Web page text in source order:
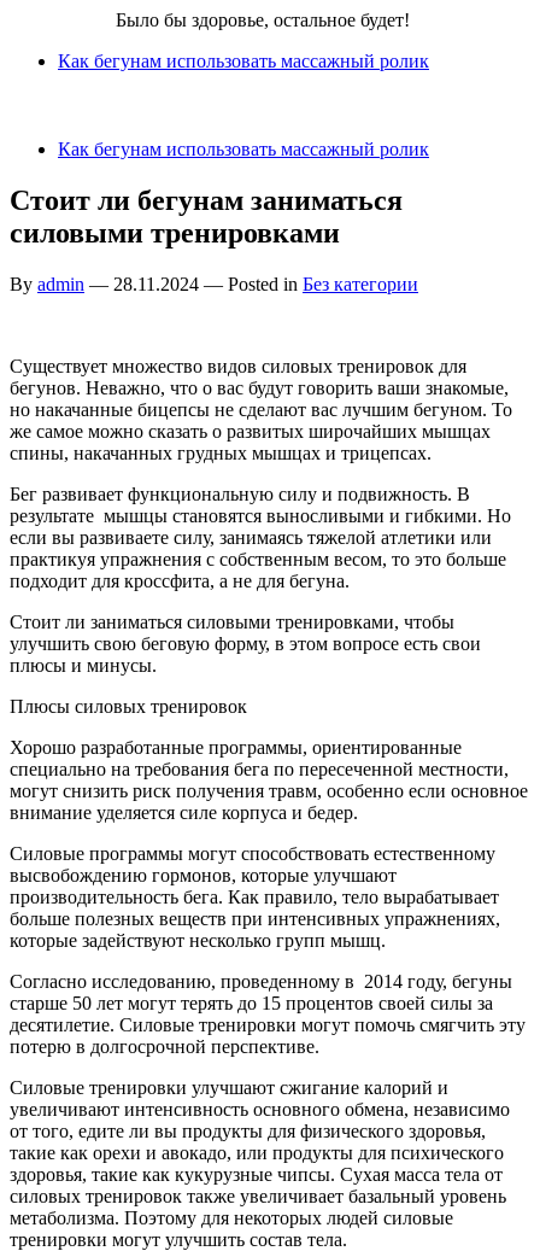
Было бы здоровье, остальное будет!
Как бегунам использовать массажный ролик
Как бегунам использовать массажный ролик
Стоит ли бегунам заниматься
силовыми тренировками
By admin — 28.11.2024 — Posted in Без категории
Существует множество видов силовых тренировок для
бегунов. Неважно, что о вас будут говорить ваши знакомые,
но накачанные бицепсы не сделают вас лучшим бегуном. То
же самое можно сказать о развитых широчайших мышцах
спины, накачанных грудных мышцах и трицепсах.
Бег развивает функциональную силу и подвижность. В
результате мышцы становятся выносливыми и гибкими. Но
если вы развиваете силу, занимаясь тяжелой атлетики или
практикуя упражнения с собственным весом, то это больше
подходит для кроссфита, а не для бегуна.
Стоит ли заниматься силовыми тренировками, чтобы
улучшить свою беговую форму, в этом вопросе есть свои
плюсы и минусы.
Плюсы силовых тренировок
Хорошо разработанные программы, ориентированные
специально на требования бега по пересеченной местности,
могут снизить риск получения травм, особенно если основное
внимание уделяется силе корпуса и бедер.
Силовые программы могут способствовать естественному
высвобождению гормонов, которые улучшают
производительность бега. Как правило, тело вырабатывает
больше полезных веществ при интенсивных упражнениях,
которые задействуют несколько групп мышц.
Согласно исследованию, проведенному в 2014 году, бегуны
старше 50 лет могут терять до 15 процентов своей силы за
десятилетие. Силовые тренировки могут помочь смягчить эту
потерю в долгосрочной перспективе.
Силовые тренировки улучшают сжигание калорий и
увеличивают интенсивность основного обмена, независимо
от того, едите ли вы продукты для физического здоровья,
такие как орехи и авокадо, или продукты для психического
здоровья, такие как кукурузные чипсы. Сухая масса тела от
силовых тренировок также увеличивает базальный уровень
метаболизма. Поэтому для некоторых людей силовые
тренировки могут улучшить состав тела.